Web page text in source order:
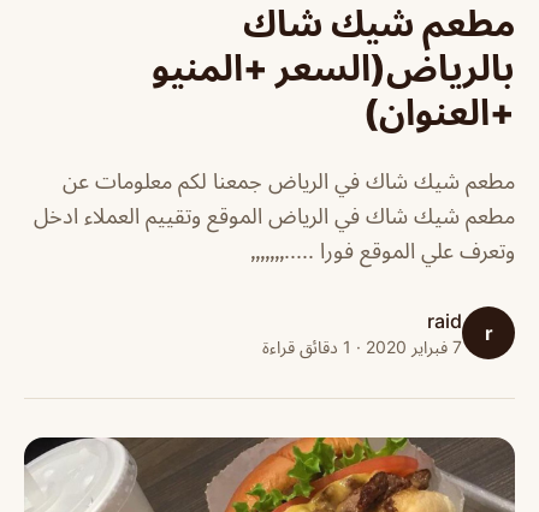
مطعم شيك شاك
بالرياض(السعر +المنيو
+العنوان)
مطعم شيك شاك في الرياض جمعنا لكم معلومات عن
مطعم شيك شاك في الرياض الموقع وتقييم العملاء ادخل
وتعرف علي الموقع فورا .....٫٫٫٫٫٫٫
r
raid
7 فبراير 2020 · 1 دقائق قراءة